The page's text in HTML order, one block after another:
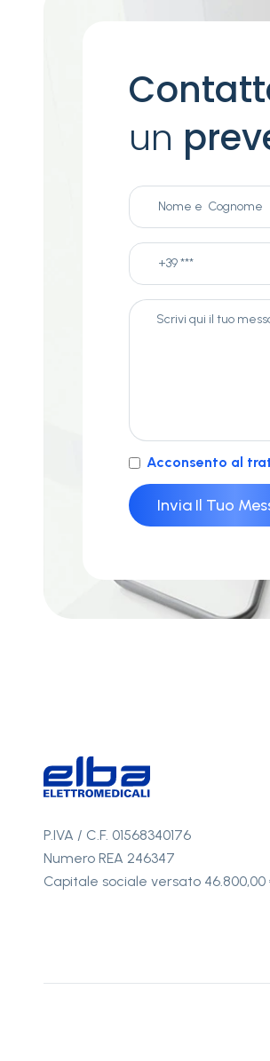
un
Acconsento al
P.IVA / C.F. 01568340176
Numero REA 246347
Capitale sociale versato 46.800,00